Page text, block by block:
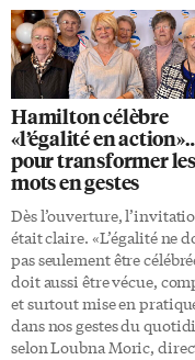
Vendredi 19 juin
Bilodeau (18h à 18h45)
Originaire de Bas-du-
Québec, les sonorités de
Véronique Bilodeau sont
empreinte de sensibilité et
raffinement. Cette étoile
montante de la pop
francophone aux
pop/folk/indie ouvrira les
festivités. Vaëlle (19h à
Artiste québécoise à
lumineuse et colorée,
propose un style entre
pop et synthwave.
plus récente […]
Hamilton célèbre
«l’égalité en
pour transformer les
mots en gestes
Dès l’ouverture,
était claire. «L’égalité ne
pas seulement être
doit aussi être vécue,
et surtout mise en
dans nos gestes du
selon Loubna Moric,